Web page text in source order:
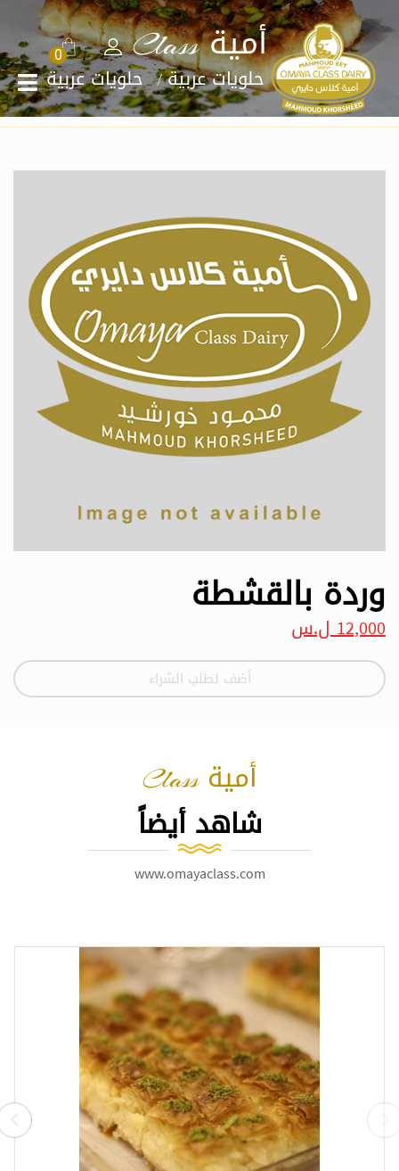
0 أمية Class
الرئيسية حلويات عربية حلويات عربية
وردة بالقشطة
12,000 ل.س
أضف لطلب الشراء
أمية Class
شاهد أيضاً
www.omayaclass.com